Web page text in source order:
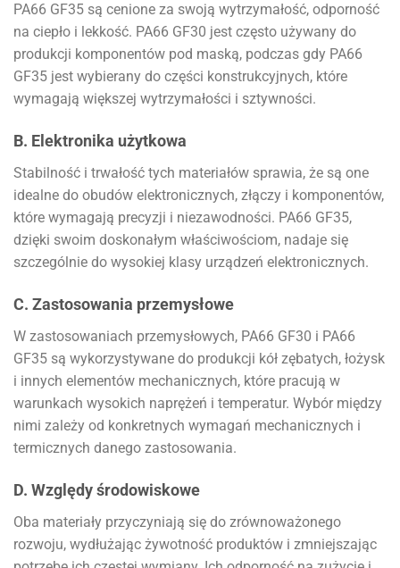
PA66 GF35 są cenione za swoją wytrzymałość, odporność
na ciepło i lekkość. PA66 GF30 jest często używany do
produkcji komponentów pod maską, podczas gdy PA66
GF35 jest wybierany do części konstrukcyjnych, które
wymagają większej wytrzymałości i sztywności.
B. Elektronika użytkowa
Stabilność i trwałość tych materiałów sprawia, że są one
idealne do obudów elektronicznych, złączy i komponentów,
które wymagają precyzji i niezawodności. PA66 GF35,
dzięki swoim doskonałym właściwościom, nadaje się
szczególnie do wysokiej klasy urządzeń elektronicznych.
C. Zastosowania przemysłowe
W zastosowaniach przemysłowych, PA66 GF30 i PA66
GF35 są wykorzystywane do produkcji kół zębatych, łożysk
i innych elementów mechanicznych, które pracują w
warunkach wysokich naprężeń i temperatur. Wybór między
nimi zależy od konkretnych wymagań mechanicznych i
termicznych danego zastosowania.
D. Względy środowiskowe
Oba materiały przyczyniają się do zrównoważonego
rozwoju, wydłużając żywotność produktów i zmniejszając